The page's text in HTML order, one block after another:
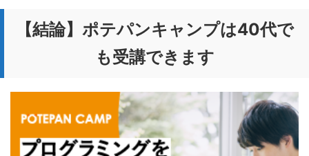
【結論】ポテパンキャンプは40代で
も受講できます